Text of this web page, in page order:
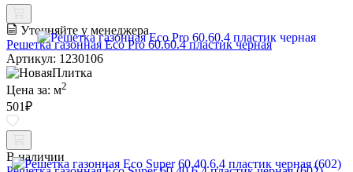
Уточняйте у менеджера
Решетка газонная Eco Pro 60.60.4 пластик черная
Артикул: 1230106
Цена за: м2
501₽
В наличии